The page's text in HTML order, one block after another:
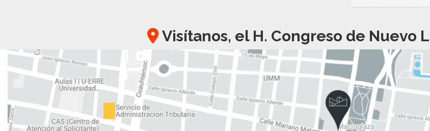
Visítanos, el H. Congreso de Nuevo